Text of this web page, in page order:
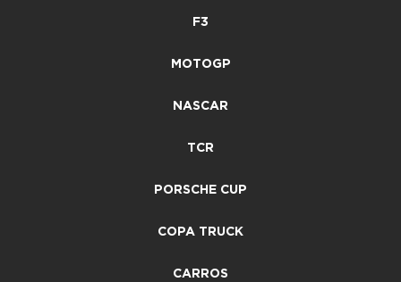
F3
MOTOGP
NASCAR
TCR
PORSCHE CUP
COPA TRUCK
CARROS